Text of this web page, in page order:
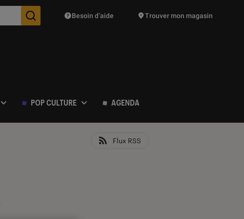
Des suggestions de produits vont vous être proposées
Besoin d’aide Trouver mon magasin
POP CULTURE AGENDA
Flux RSS